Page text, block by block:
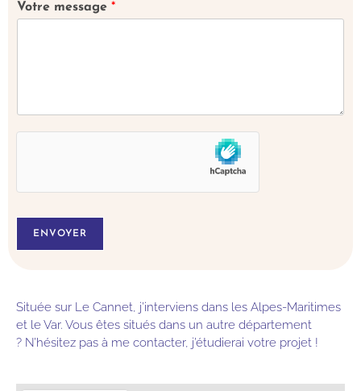
Votre message *
ENVOYER
Située sur Le Cannet, j’interviens dans les Alpes-Maritimes
et le Var. Vous êtes situés dans un autre département
? N’hésitez pas à me contacter, j’étudierai votre projet !